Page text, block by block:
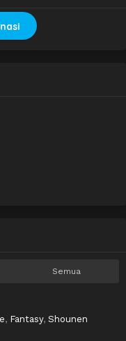
Semua
, Fantasy, Shounen